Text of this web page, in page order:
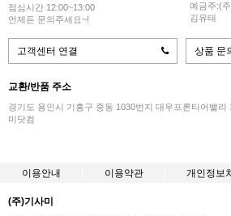
점심시간 12:00~13:00
언제든 문의주세요~!
예금주:(주
김유태
고객센터 연결 상품 문
교환/반품 주소
경기도 용인시 기흥구 중동 1030번지 대우프론티어밸리
미닷컴
이용안내 이용약관 개인정보
(주)기사미